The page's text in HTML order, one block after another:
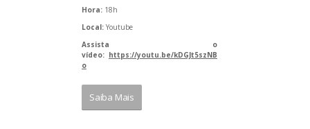
Hora: 18h
Local: Youtube
Assista o
vídeo: https://youtu.be/kDGJt5szNB
o
Saiba Mais